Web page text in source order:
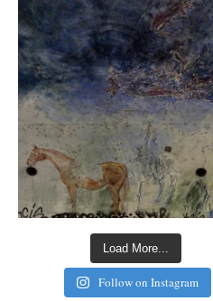
Load More...
Follow on Instagram